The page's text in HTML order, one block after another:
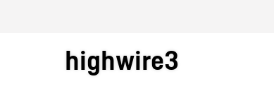
ONF
highwire3